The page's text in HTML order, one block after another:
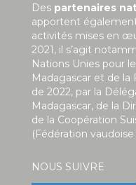
Des partenaires
apportent
activités mises en
2021, il s’agit
Nations Unies pour
Madagascar et de la
de 2022, par la
Madagascar, de la
de la Coopération
(Fédération
NOUS SUIVRE